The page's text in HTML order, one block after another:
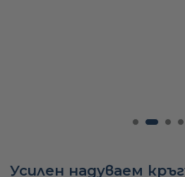
Усилен надуваем